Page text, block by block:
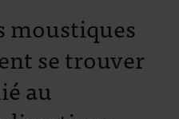
moustiques
se trouver
au